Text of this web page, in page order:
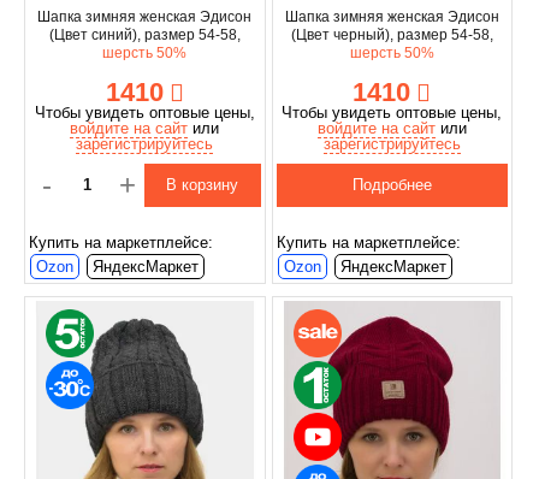
Шапка зимняя женская Эдисон
(Цвет синий), размер 54-58,
шерсть 50%
1410
Чтобы увидеть оптовые цены,
войдите на сайт или
зарегистрируйтесь
- + В корзину
Купить на маркетплейсе:
Ozon
ЯндексМаркет
Шапка зимняя женская Эдисон
(Цвет черный), размер 54-58,
шерсть 50%
1410
Чтобы увидеть оптовые цены,
войдите на сайтили
зарегистрируйтесь
Подробнее
Купить на маркетплейсе:
Ozon
ЯндексМаркет